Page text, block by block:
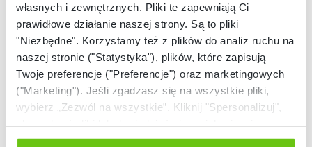
własnych i zewnętrznych. Pliki te zapewniają Ci
prawidłowe działanie naszej strony. Są to pliki
"Niezbędne". Korzystamy też z plików do analiz ruchu na
naszej stronie ("Statystyka"), plików, które zapisują
Twoje preferencje ("Preferencje") oraz marketingowych
("Marketing"). Jeśli zgadzasz się na wszystkie pliki,
wybierz „Zezwól na wszystkie”. Kliknij "Spersonalizuj",
Odmów zgody poprzez przycisk „Odmowa”. Wtedy